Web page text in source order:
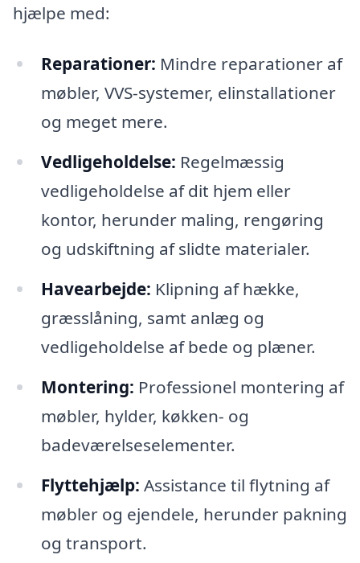
hjælpe med:
Reparationer: Mindre reparationer af
møbler, VVS-systemer, elinstallationer
og meget mere.
Vedligeholdelse: Regelmæssig
vedligeholdelse af dit hjem eller
kontor, herunder maling, rengøring
og udskiftning af slidte materialer.
Havearbejde: Klipning af hække,
græsslåning, samt anlæg og
vedligeholdelse af bede og plæner.
Montering: Professionel montering af
møbler, hylder, køkken- og
badeværelseselementer.
Flyttehjælp: Assistance til flytning af
møbler og ejendele, herunder pakning
og transport.